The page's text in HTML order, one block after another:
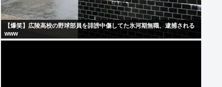
【爆笑】広陵高校の野球部員を誹謗中傷してた氷河期無職、逮捕される
www